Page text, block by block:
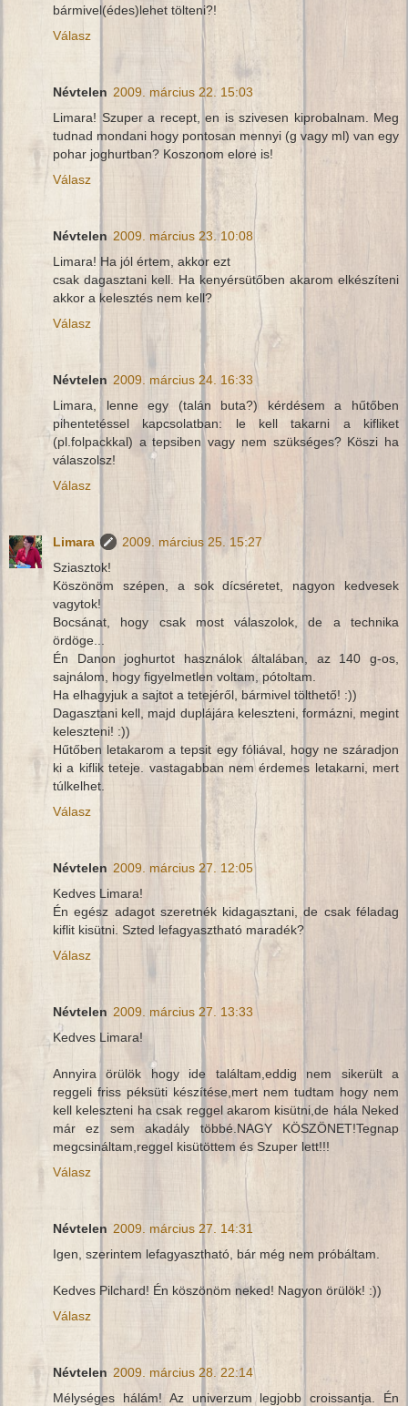
bármivel(édes)lehet tölteni?!
Válasz
Névtelen 2009. március 22. 15:03
Limara! Szuper a recept, en is szivesen kiprobalnam. Meg
tudnad mondani hogy pontosan mennyi (g vagy ml) van egy
pohar joghurtban? Koszonom elore is!
Válasz
Névtelen 2009. március 23. 10:08
Limara! Ha jól értem, akkor ezt
csak dagasztani kell. Ha kenyérsütőben akarom elkészíteni
akkor a kelesztés nem kell?
Válasz
Névtelen 2009. március 24. 16:33
Limara, lenne egy (talán buta?) kérdésem a hűtőben
pihentetéssel kapcsolatban: le kell takarni a kifliket
(pl.folpackkal) a tepsiben vagy nem szükséges? Köszi ha
válaszolsz!
Válasz
Limara
2009. március 25. 15:27
Sziasztok!
Köszönöm szépen, a sok dícséretet, nagyon kedvesek
vagytok!
Bocsánat, hogy csak most válaszolok, de a technika
ördöge...
Én Danon joghurtot használok általában, az 140 g-os,
sajnálom, hogy figyelmetlen voltam, pótoltam.
Ha elhagyjuk a sajtot a tetejéről, bármivel tölthető! :))
Dagasztani kell, majd duplájára keleszteni, formázni, megint
keleszteni! :))
Hűtőben letakarom a tepsit egy fóliával, hogy ne száradjon
ki a kiflik teteje. vastagabban nem érdemes letakarni, mert
túlkelhet.
Válasz
Névtelen 2009. március 27. 12:05
Kedves Limara!
Én egész adagot szeretnék kidagasztani, de csak féladag
kiflit kisütni. Szted lefagyasztható maradék?
Válasz
Névtelen 2009. március 27. 13:33
Kedves Limara!
Annyira örülök hogy ide találtam,eddig nem sikerült a
reggeli friss péksüti készítése,mert nem tudtam hogy nem
kell keleszteni ha csak reggel akarom kisütni,de hála Neked
már ez sem akadály többé.NAGY KÖSZÖNET!Tegnap
megcsináltam,reggel kisütöttem és Szuper lett!!!
Válasz
Névtelen 2009. március 27. 14:31
Igen, szerintem lefagyasztható, bár még nem próbáltam.
Kedves Pilchard! Én köszönöm neked! Nagyon örülök! :))
Válasz
Névtelen 2009. március 28. 22:14
Mélységes hálám! Az univerzum legjobb croissantja. Én